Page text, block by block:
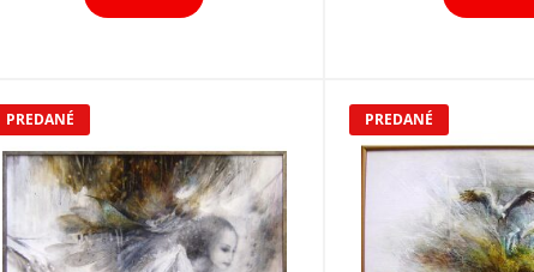
PREDANÉ PREDANÉ